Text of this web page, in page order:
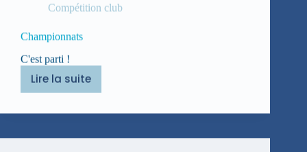
Compétition club
Championnats
C'est parti !
Lire la suiteChampionnats